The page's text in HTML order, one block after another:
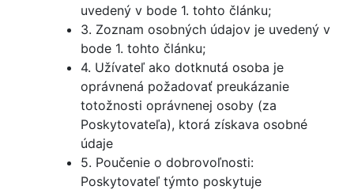
uvedený v bode 1. tohto článku;
3. Zoznam osobných údajov je uvedený v
bode 1. tohto článku;
4. Užívateľ ako dotknutá osoba je
oprávnená požadovať preukázanie
totožnosti oprávnenej osoby (za
Poskytovateľa), ktorá získava osobné
údaje
5. Poučenie o dobrovoľnosti:
Poskytovateľ týmto poskytuje